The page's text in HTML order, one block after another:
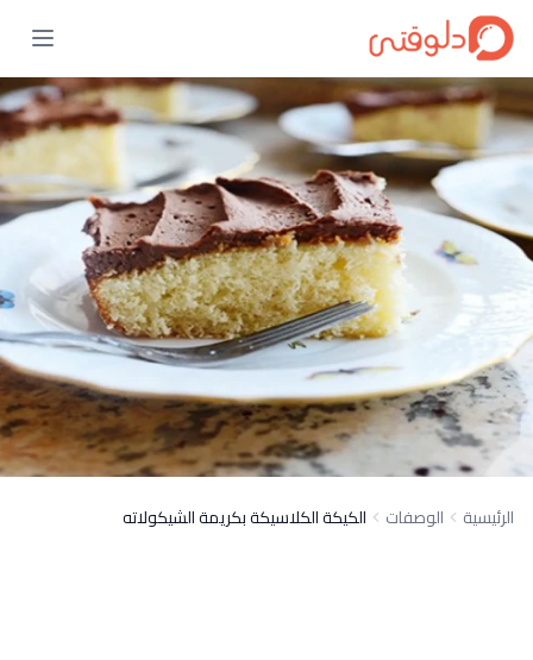
الرئيسية الوصفات الكيكة الكلاسيكة بكريمة الشيكولاته